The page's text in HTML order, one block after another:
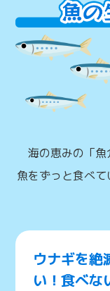
海の恵みの「魚
魚をずっと食べ
ウナギを絶
い！食べな